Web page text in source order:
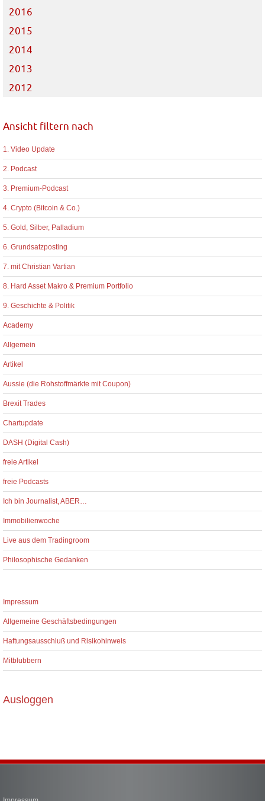
2016
2015
2014
2013
2012
Ansicht filtern nach
1. Video Update
2. Podcast
3. Premium-Podcast
4. Crypto (Bitcoin & Co.)
5. Gold, Silber, Palladium
6. Grundsatzposting
7. mit Christian Vartian
8. Hard Asset Makro & Premium Portfolio
9. Geschichte & Politik
Academy
Allgemein
Artikel
Aussie (die Rohstoffmärkte mit Coupon)
Brexit Trades
Chartupdate
DASH (Digital Cash)
freie Artikel
freie Podcasts
Ich bin Journalist, ABER…
Immobilienwoche
Live aus dem Tradingroom
Philosophische Gedanken
Impressum
Allgemeine Geschäftsbedingungen
Haftungsausschluß und Risikohinweis
Mitblubbern
Ausloggen